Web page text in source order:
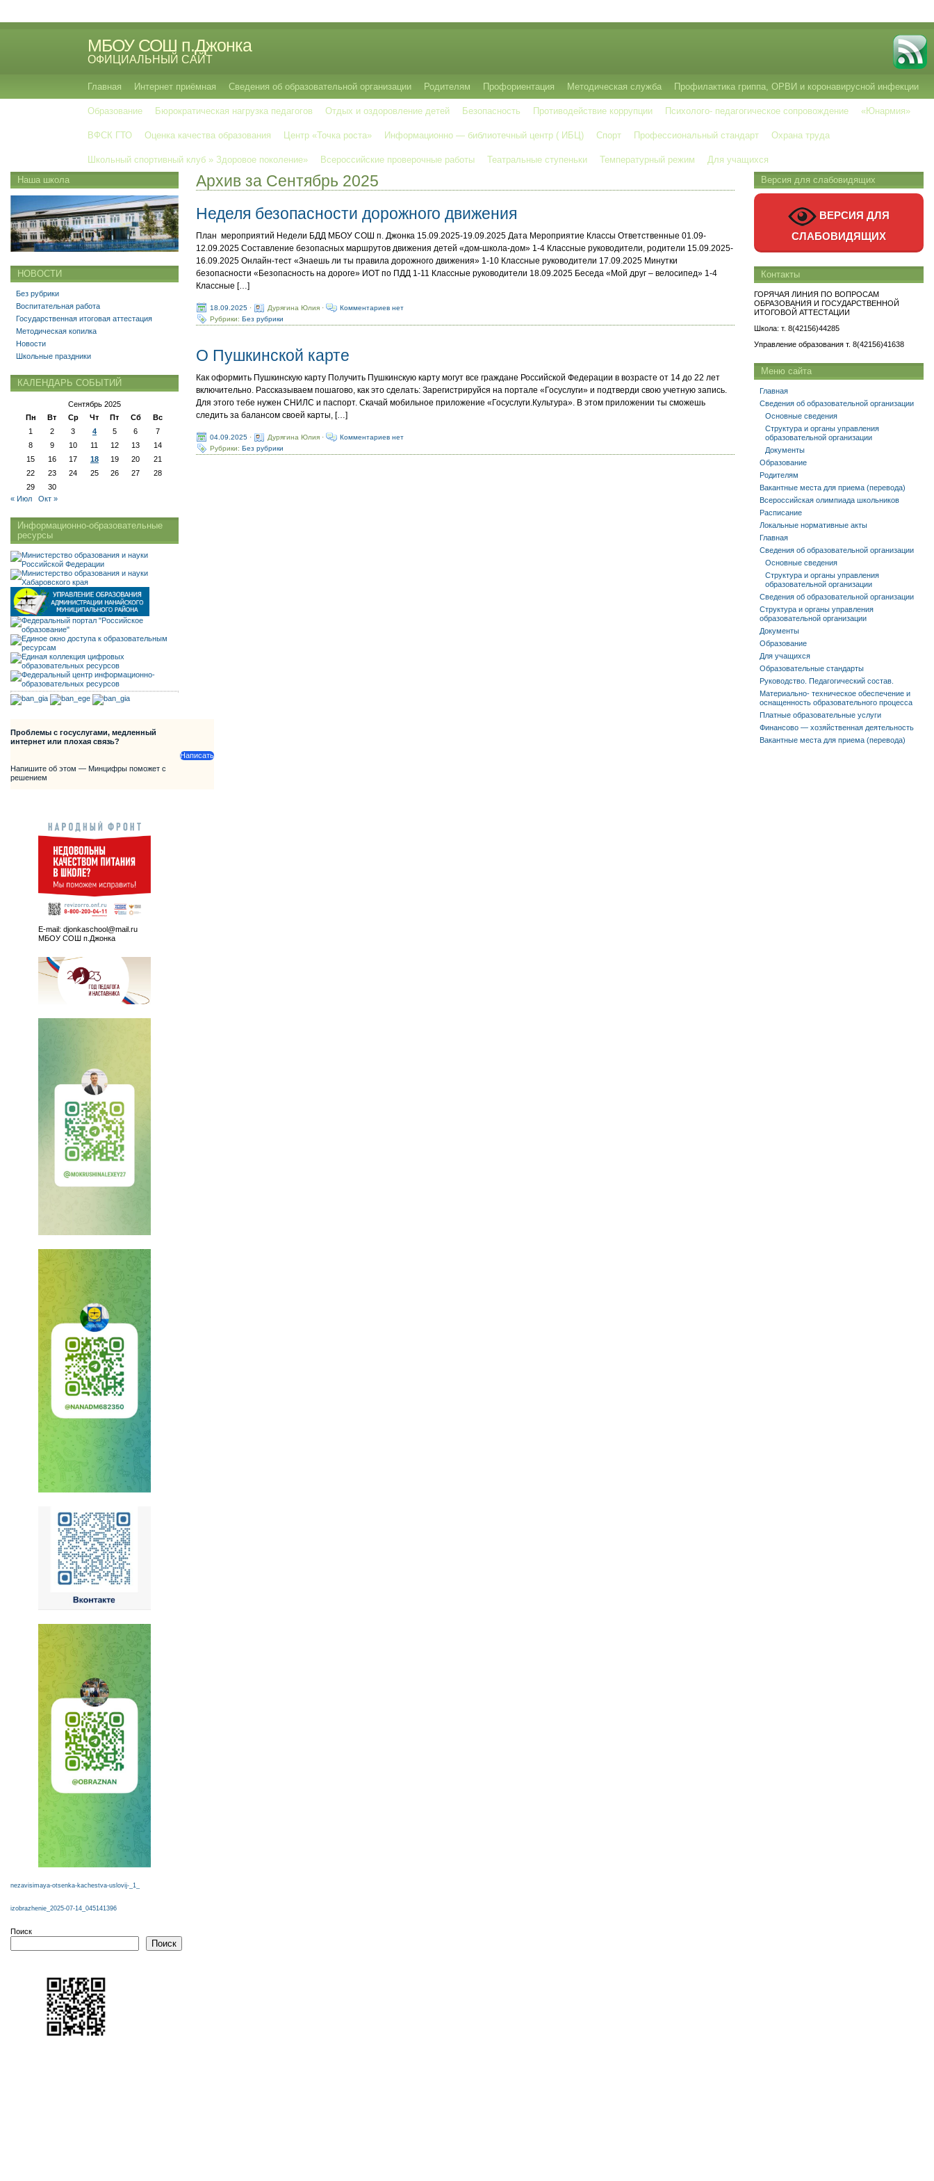
МБОУ СОШ п.Джонка
ОФИЦИАЛЬНЫЙ САЙТ
Главная Интернет приёмная Сведения об образовательной организации Родителям Профориентация Методическая служба Профилактика гриппа, ОРВИ и коронавирусной инфекции
Образование Бюрократическая нагрузка педагогов Отдых и оздоровление детей Безопасность Противодействие коррупции Психолого- педагогическое сопровождение «Юнармия»
ВФСК ГТО Оценка качества образования Центр «Точка роста» Информационно — библиотечный центр ( ИБЦ) Спорт Профессиональный стандарт Охрана труда
Школьный спортивный клуб » Здоровое поколение» Всероссийские проверочные работы Театральные ступеньки Температурный режим Для учащихся
Архив за Сентябрь 2025
Неделя безопасности дорожного движения
План мероприятий Недели БДД МБОУ СОШ п. Джонка 15.09.2025-19.09.2025 Дата Мероприятие Классы Ответственные 01.09-
12.09.2025 Составление безопасных маршрутов движения детей «дом-школа-дом» 1-4 Классные руководители, родители 15.09.2025-
16.09.2025 Онлайн-тест «Знаешь ли ты правила дорожного движения» 1-10 Классные руководители 17.09.2025 Минутки
безопасности «Безопасность на дороге» ИОТ по ПДД 1-11 Классные руководители 18.09.2025 Беседа «Мой друг – велосипед» 1-4
Классные […]
18.09.2025 · Дурягина Юлия ·
Комментариев нет
Рубрики:Без рубрики
О Пушкинской карте
Как оформить Пушкинскую карту Получить Пушкинскую карту могут все граждане Российской Федерации в возрасте от 14 до 22 лет
включительно. Рассказываем пошагово, как это сделать: Зарегистрируйся на портале «Госуслуги» и подтверди свою учетную запись.
Для этого тебе нужен СНИЛС и паспорт. Скачай мобильное приложение «Госуслуги.Культура». В этом приложении ты сможешь
следить за балансом своей карты, […]
04.09.2025 · Дурягина Юлия ·
Комментариев нет
Рубрики:Без рубрики
Версия для слабовидящих
ВЕРСИЯ ДЛЯ
СЛАБОВИДЯЩИХ
Контакты
ГОРЯЧАЯ ЛИНИЯ ПО ВОПРОСАМ
ОБРАЗОВАНИЯ И ГОСУДАРСТВЕННОЙ
ИТОГОВОЙ АТТЕСТАЦИИ
Школа: т. 8(42156)44285
Управление образования т. 8(42156)41638
Меню сайта
Главная
Сведения об образовательной организации
Основные сведения
Структура и органы управления
образовательной организации
Документы
Образование
Родителям
Вакантные места для приема (перевода)
Всероссийская олимпиада школьников
Расписание
Локальные нормативные акты
Главная
Сведения об образовательной организации
Основные сведения
Структура и органы управления
образовательной организации
Сведения об образовательной организации
Структура и органы управления
образовательной организации
Документы
Образование
Для учащихся
Образовательные стандарты
Руководство. Педагогический состав.
Материально- техническое обеспечение и
оснащенность образовательного процесса
Платные образовательные услуги
Финансово — хозяйственная деятельность
Вакантные места для приема (перевода)
Наша школа
НОВОСТИ
Без рубрики
Воспитательная работа
Государственная итоговая аттестация
Методическая копилка
Новости
Школьные праздники
КАЛЕНДАРЬ СОБЫТИЙ
Сентябрь 2025
Пн
Вт Ср Чт Пт Сб
Вс
1
2 3 4 5 6
7
8
9 10 11 12 13
14
15
16 17 18 19 20
21
22
23 24 25 26 27
28
29
30
« Июл
Окт »
Информационно-образовательные
ресурсы
Проблемы с госуслугами, медленный
интернет или плохая связь?
Напишите об этом — Минцифры поможет с
решением
Написать
E-mail: djonkaschool@mail.ru
МБОУ СОШ п.Джонка
nezavisimaya-otsenka-kachestva-uslovij-_1_
izobrazhenie_2025-07-14_045141396
Поиск
Поиск